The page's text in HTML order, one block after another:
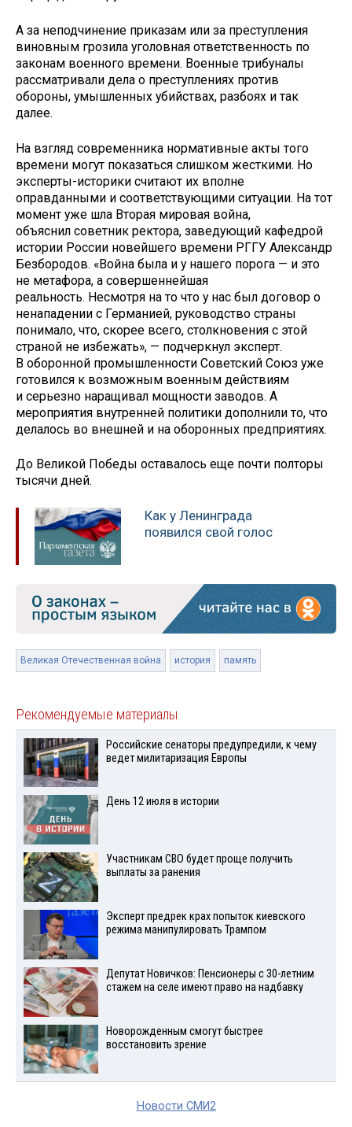
А за неподчинение приказам или за преступления
виновным грозила уголовная ответственность по
законам военного времени. Военные трибуналы
рассматривали дела о преступлениях против
обороны, умышленных убийствах, разбоях и так
далее.
На взгляд современника нормативные акты того
времени могут показаться слишком жесткими. Но
эксперты-историки считают их вполне
оправданными и соответствующими ситуации. На тот
момент уже шла Вторая мировая война,
объяснил советник ректора, заведующий кафедрой
истории России новейшего времени РГГУ Александр
Безбородов. «Война была и у нашего порога — и это
не метафора, а совершеннейшая
реальность. Несмотря на то что у нас был договор о
ненападении с Германией, руководство страны
понимало, что, скорее всего, столкновения с этой
страной не избежать», — подчеркнул эксперт.
В оборонной промышленности Советский Союз уже
готовился к возможным военным действиям
и серьезно наращивал мощности заводов. А
мероприятия внутренней политики дополнили то, что
делалось во внешней и на оборонных предприятиях.
До Великой Победы оставалось еще почти полторы
тысячи дней.
Как у Ленинграда
появился свой голос
Великая Отечественная война история память
Рекомендуемые материалы
Российские сенаторы предупредили, к чему
ведет милитаризация Европы
День 12 июля в истории
Участникам СВО будет проще получить
выплаты за ранения
Эксперт предрек крах попыток киевского
режима манипулировать Трампом
Депутат Новичков: Пенсионеры с 30-летним
стажем на селе имеют право на надбавку
Новорожденным смогут быстрее
восстановить зрение
Новости СМИ2